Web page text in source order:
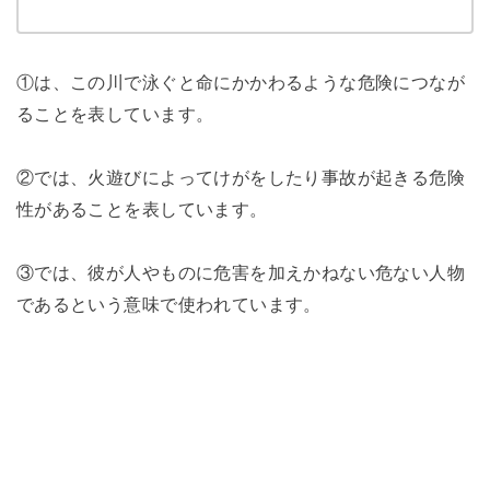
①は、この川で泳ぐと命にかかわるような危険につなが
ることを表しています。
②では、火遊びによってけがをしたり事故が起きる危険
性があることを表しています。
③では、彼が人やものに危害を加えかねない危ない人物
であるという意味で使われています。